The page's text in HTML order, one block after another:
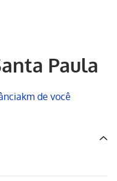
Paula
km de você